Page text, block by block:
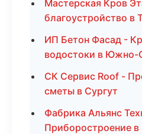
Мастерская Кров
благоустройство в
ИП Бетон Фасад -
водостоки в Южно-
СК Сервис Roof -
сметы в Сургут
Фабрика Альянс
Приборостроение в